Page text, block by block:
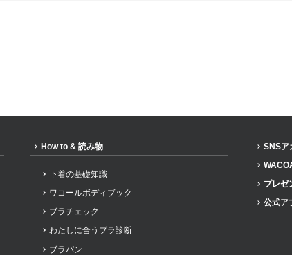
How to & 読み物
下着の基礎知識
ワコールボディブック
ブラチェック
わたしに合うブラ診断
ブラパン
SNSア
プレゼ
公式ア